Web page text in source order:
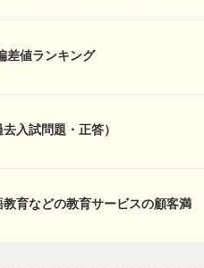
差値ランキング
入試問題・正答）
教育などの教育サービスの顧客満